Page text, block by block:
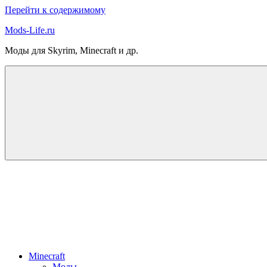
Перейти к содержимому
Mods-Life.ru
Моды для Skyrim, Minecraft и др.
Minecraft